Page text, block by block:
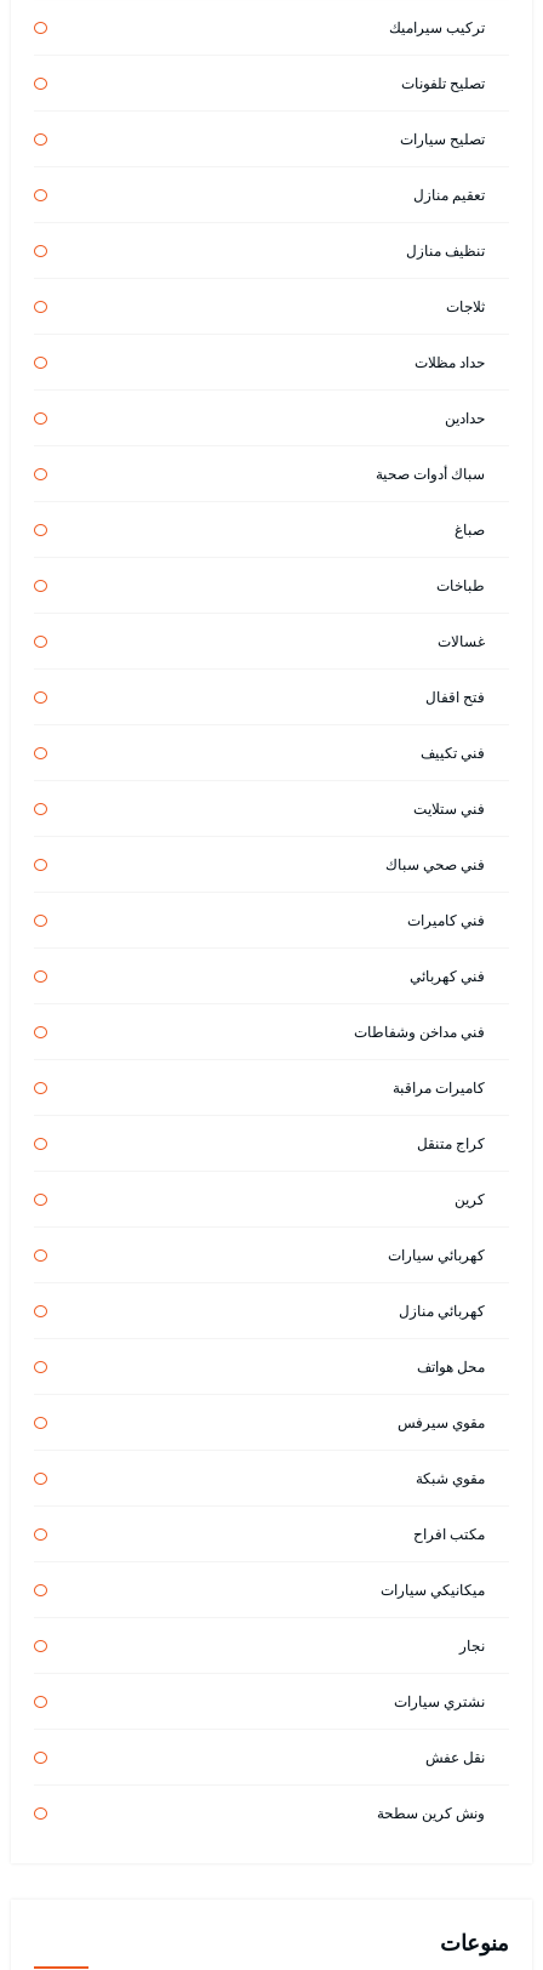
تركيب سيراميك
تصليح تلفونات
تصليح سيارات
تعقيم منازل
تنظيف منازل
ثلاجات
حداد مظلات
حدادين
سباك أدوات صحية
صباغ
طباخات
غسالات
فتح اقفال
فني تكييف
فني ستلايت
فني صحي سباك
فني كاميرات
فني كهربائي
فني مداخن وشفاطات
كاميرات مراقبة
كراج متنقل
كرين
كهربائي سيارات
كهربائي منازل
محل هواتف
مقوي سيرفس
مقوي شبكة
مكتب افراح
ميكانيكي سيارات
نجار
نشتري سيارات
نقل عفش
ونش كرين سطحة
منوعات